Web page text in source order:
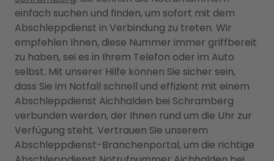
einfach suchen und finden, um sofort mit dem
Abschleppdienst in Verbindung zu treten. Wir
empfehlen Ihnen, diese Nummer immer griffbereit
zu haben, sei es in Ihrem Telefon oder im Auto
selbst. Mit unserer Hilfe können Sie sicher sein,
dass Sie im Notfall schnell und effizient mit einem
Abschleppdienst Aichhalden bei Schramberg
verbunden werden, der Ihnen rund um die Uhr zur
Verfügung steht. Vertrauen Sie unserem
Abschleppdienst-Branchenportal, um die richtige